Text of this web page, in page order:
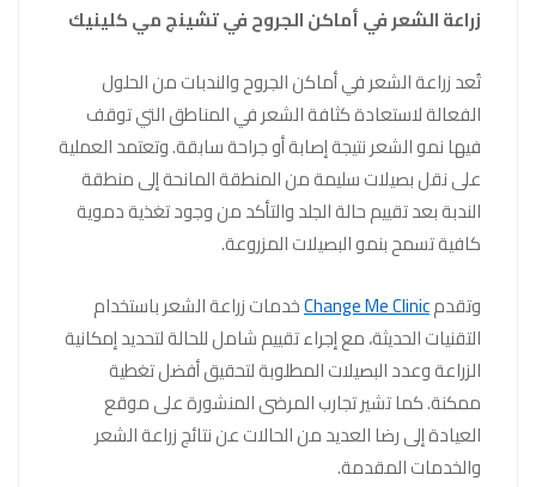
زراعة الشعر في أماكن الجروح في تشينج مي كلينيك
تُعد زراعة الشعر في أماكن الجروح والندبات من الحلول
الفعالة لاستعادة كثافة الشعر في المناطق التي توقف
فيها نمو الشعر نتيجة إصابة أو جراحة سابقة. وتعتمد العملية
على نقل بصيلات سليمة من المنطقة المانحة إلى منطقة
الندبة بعد تقييم حالة الجلد والتأكد من وجود تغذية دموية
كافية تسمح بنمو البصيلات المزروعة.
وتقدمChange Me Clinicخدمات زراعة الشعر باستخدام
التقنيات الحديثة، مع إجراء تقييم شامل للحالة لتحديد إمكانية
الزراعة وعدد البصيلات المطلوبة لتحقيق أفضل تغطية
ممكنة. كما تشير تجارب المرضى المنشورة على موقع
العيادة إلى رضا العديد من الحالات عن نتائج زراعة الشعر
والخدمات المقدمة.